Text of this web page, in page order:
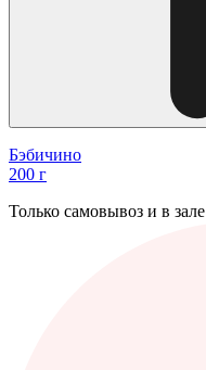
Бэбичино
200 г
Только самовывоз и в зале